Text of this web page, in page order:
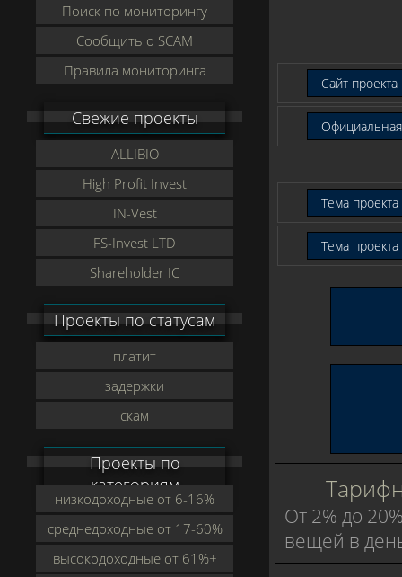
Поиск по мониторингу
Сообщить о SCAM
Правила мониторинга
Свежие проекты
ALLIBIO
High Profit Invest
IN-Vest
FS-Invest LTD
Shareholder IC
Проекты по статусам
платит
задержки
скам
Проекты по
категориям
низкодоходные от 6-16%
среднедоходные от 17-60%
высокодоходные от 61%+
Сайт
Официальная
Тема
Тема
От 2% до
вещей в